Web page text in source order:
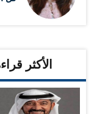
الأكثر